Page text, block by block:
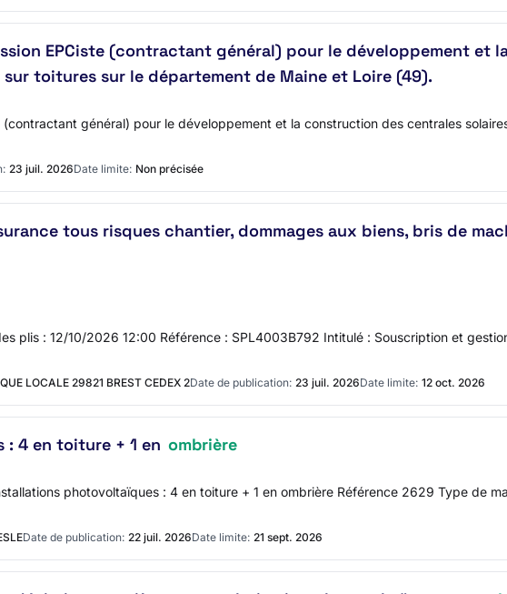
EPCiste (contractant général) pour le développement et
toitures sur le département de Maine et Loire (49).
général) pour le développement et la construction des centrales
23 juil. 2026Date limite: Non précisée
tous risques chantier, dommages aux biens, bris de
plis : 12/10/2026 12:00 Référence : SPL4003B792 Intitulé : Souscription et
LOCALE 29821 BREST CEDEX 2Date de publication: 23 juil. 2026Date limite: 12 oct. 2026
4 en toiture + 1 en ombrière
photovoltaïques : 4 en toiture + 1 en ombrière Référence 2629 Type de
Date de publication: 22 juil. 2026Date limite: 21 sept. 2026